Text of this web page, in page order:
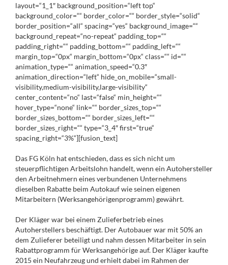
layout=“1_1″ background_position=“left top“
background_color=““ border_color=““ border_style=“solid“
border_position=“all“ spacing=“yes“ background_image=““
background_repeat=“no-repeat“ padding_top=““
padding_right=““ padding_bottom=““ padding_left=““
margin_top=“0px“ margin_bottom=“0px“ class=““ id=““
animation_type=““ animation_speed=“0.3″
animation_direction=“left“ hide_on_mobile=“small-
visibility,medium-visibility,large-visibility“
center_content=“no“ last=“false“ min_height=““
hover_type=“none“ link=““ border_sizes_top=““
border_sizes_bottom=““ border_sizes_left=““
border_sizes_right=““ type=“3_4″ first=“true“
spacing_right=“3%“][fusion_text]
Das FG Köln hat entschieden, dass es sich nicht um
steuerpflichtigen Arbeitslohn handelt, wenn ein Autohersteller
den Arbeitnehmern eines verbundenen Unternehmens
dieselben Rabatte beim Autokauf wie seinen eigenen
Mitarbeitern (Werksangehörigenprogramm) gewährt.
Der Kläger war bei einem Zulieferbetrieb eines
Autoherstellers beschäftigt. Der Autobauer war mit 50% an
dem Zulieferer beteiligt und nahm dessen Mitarbeiter in sein
Rabattprogramm für Werksangehörige auf. Der Kläger kaufte
2015 ein Neufahrzeug und erhielt dabei im Rahmen der